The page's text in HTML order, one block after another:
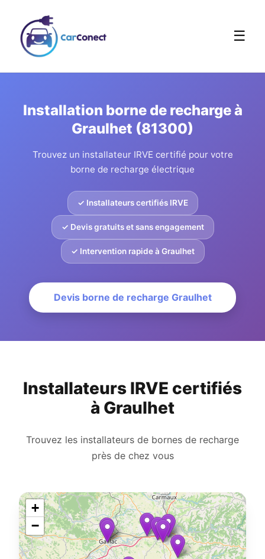
☰
Installation borne de recharge à
Graulhet (81300)
Trouvez un installateur IRVE certifié pour votre
borne de recharge électrique
✓ Installateurs certifiés IRVE
✓ Devis gratuits et sans engagement
✓ Intervention rapide à Graulhet
Devis borne de recharge Graulhet
Installateurs IRVE certifiés
à Graulhet
Trouvez les installateurs de bornes de recharge
près de chez vous
+
−